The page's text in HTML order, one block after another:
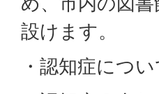
設けます。
・認知症につ